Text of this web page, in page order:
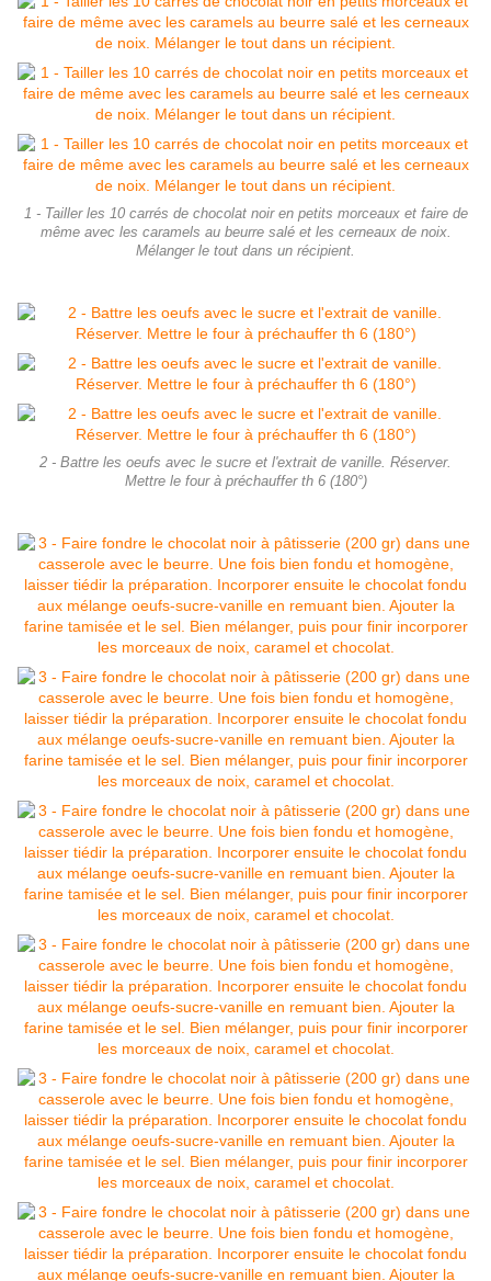
1 - Tailler les 10 carrés de chocolat noir en petits morceaux et faire de
même avec les caramels au beurre salé et les cerneaux de noix.
Mélanger le tout dans un récipient.
2 - Battre les oeufs avec le sucre et l'extrait de vanille. Réserver.
Mettre le four à préchauffer th 6 (180°)